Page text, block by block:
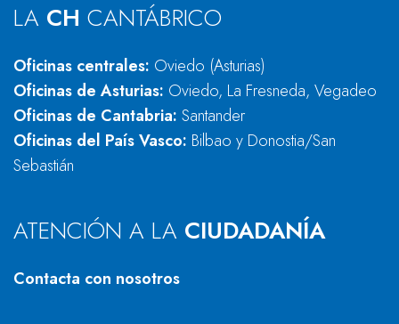
LA CH CANTÁBRICO
Oficinas centrales: Oviedo (Asturias)
Oficinas de Asturias: Oviedo, La Fresneda, Vegadeo
Oficinas de Cantabria: Santander
Oficinas del País Vasco: Bilbao y Donostia/San
Sebastián
ATENCIÓN A LA CIUDADANÍA
Contacta con nosotros